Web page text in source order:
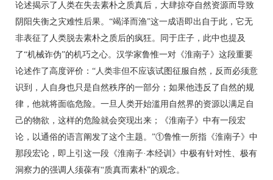
论述揭示了人类在失去素朴之质真后，大肆掠夺自然资源而导致
阴阳失衡之灾难性后果。“竭泽而渔”这一成语即出自于此，它无
非表征了人类脱去素朴之质后的疯狂。同于庄子，此中也提及
了“机械诈伪”的机巧之心。汉学家鲁惟一对《淮南子》这段重要
论述作了高度评价：“人类非但不应该试图征服自然，反而必须意
识到，人自身也只是自然秩序的一部分；如果他违反了自然的规
律，他就将面临危险。一旦人类开始滥用自然界的资源以满足自
己的物欲，这样的危险就会突现出来；《淮南子》中有一段宏
论，以通俗的语言阐发了这个主题。”①鲁惟一所指《淮南子》中
那段宏论，即上引这一段《淮南子·本经训》中极有针对性、极有
洞察力的强调人须葆有“质真而素朴”的观念。